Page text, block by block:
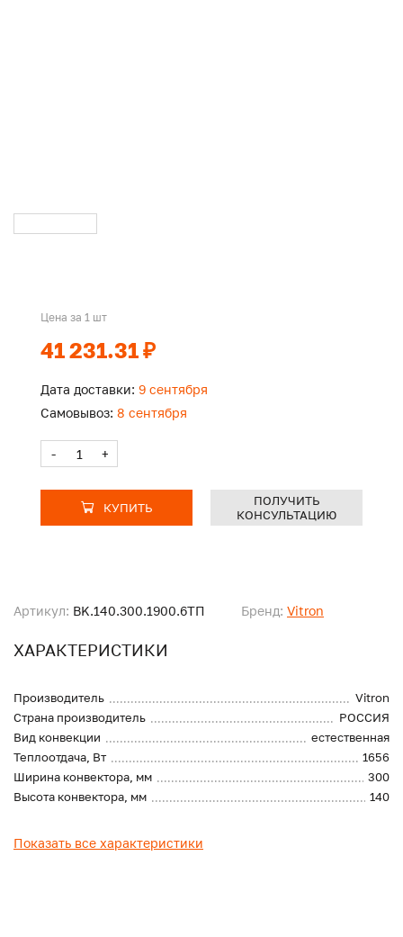
Артикул: BK.140.300.1900.6ТП Бренд: Vitron
ХАРАКТЕРИСТИКИ
Производитель
Vitron
Страна производитель
РОССИЯ
Вид конвекции
естественная
Теплоотдача, Вт
1656
Ширина конвектора, мм
300
Высота конвектора, мм
140
Показать все характеристики
Цена за 1 шт
41 231.31 ₽
Дата доставки: 9 сентября
Самовывоз: 8 сентября
- +
КУПИТЬ
ПОЛУЧИТЬ
КОНСУЛЬТАЦИЮ